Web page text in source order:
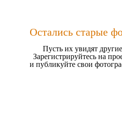
Остались старые
Пусть их увидят
Зарегистрируйтесь на
и публикуйте свои